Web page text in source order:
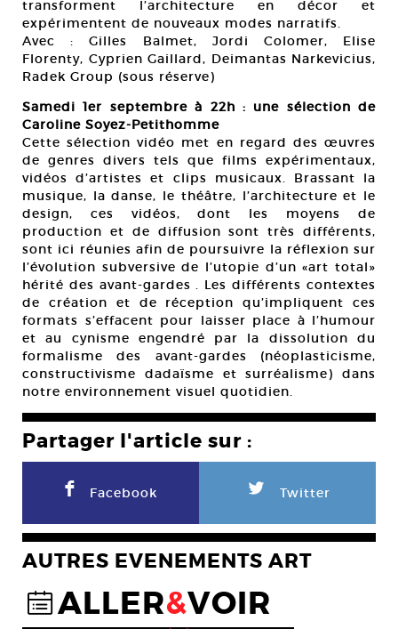
transforment l’architecture en décor et
expérimentent de nouveaux modes narratifs.
Avec : Gilles Balmet, Jordi Colomer, Elise
Florenty, Cyprien Gaillard, Deimantas Narkevicius,
Radek Group (sous réserve)
Samedi 1er septembre à 22h : une sélection de
Caroline Soyez-Petithomme
Cette sélection vidéo met en regard des œuvres
de genres divers tels que films expérimentaux,
vidéos d’artistes et clips musicaux. Brassant la
musique, la danse, le théâtre, l’architecture et le
design, ces vidéos, dont les moyens de
production et de diffusion sont très différents,
sont ici réunies afin de poursuivre la réflexion sur
l’évolution subversive de l’utopie d’un «art total»
hérité des avant-gardes . Les différents contextes
de création et de réception qu’impliquent ces
formats s’effacent pour laisser place à l’humour
et au cynisme engendré par la dissolution du
formalisme des avant-gardes (néoplasticisme,
constructivisme dadaïsme et surréalisme) dans
notre environnement visuel quotidien.
Partager l'article sur :
F Facebook L Twitter
AUTRES EVENEMENTS ART
@ALLER&VOIR